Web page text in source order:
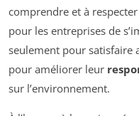
comprendre et à
pour les entreprises de
seulement pour satisfaire
pour améliorer leur
sur l’environnement.